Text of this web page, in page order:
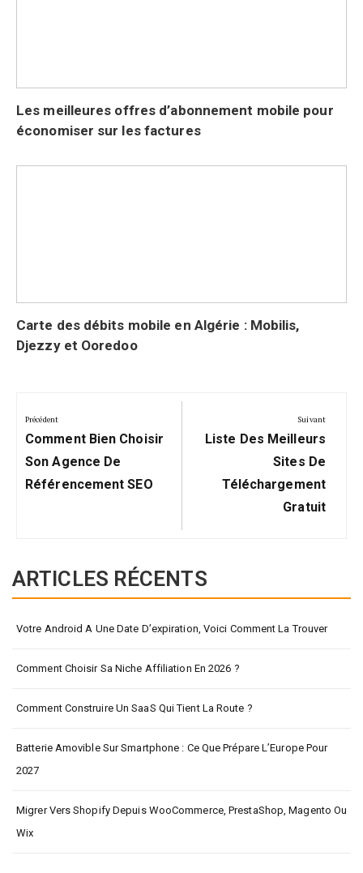
Les meilleures offres d’abonnement mobile pour
économiser sur les factures
Carte des débits mobile en Algérie : Mobilis,
Djezzy et Ooredoo
de
l’article
Précédent
Précédent:
Comment Bien Choisir
Son Agence De
Référencement SEO
Suivant
Suivant:
Liste Des Meilleurs
Sites De
Téléchargement
Gratuit
ARTICLES RÉCENTS
Votre Android A Une Date D’expiration, Voici Comment La Trouver
Comment Choisir Sa Niche Affiliation En 2026 ?
Comment Construire Un SaaS Qui Tient La Route ?
Batterie Amovible Sur Smartphone : Ce Que Prépare L’Europe Pour
2027
Migrer Vers Shopify Depuis WooCommerce, PrestaShop, Magento Ou
Wix